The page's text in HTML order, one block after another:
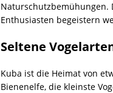
Naturschutzbemühungen.
Enthusiasten begeistern
Seltene
Kuba ist die Heimat von
Bienenelfe, die kleinste